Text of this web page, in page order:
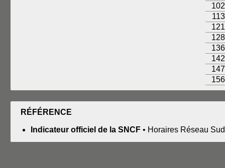
102
113
121
128
136
142
147
156
RÉFÉRENCE
Indicateur officiel de la SNCF • Horaires Réseau